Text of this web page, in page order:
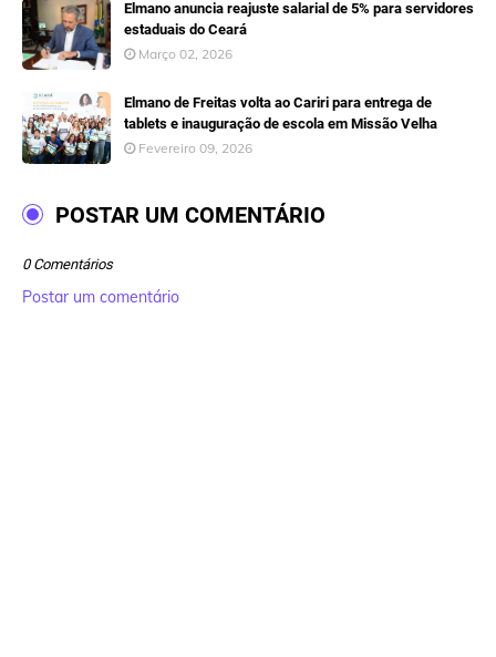
Elmano anuncia reajuste salarial de 5% para servidores
estaduais do Ceará
Março 02, 2026
Elmano de Freitas volta ao Cariri para entrega de
tablets e inauguração de escola em Missão Velha
Fevereiro 09, 2026
POSTAR UM COMENTÁRIO
0 Comentários
Postar um comentário